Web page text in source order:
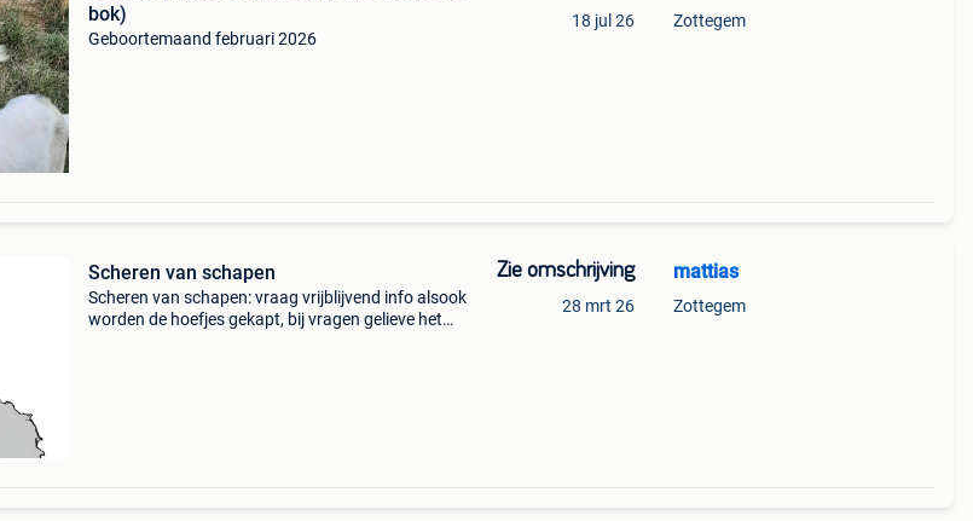
bok)
Geboortemaand februari 2026
18 jul 26 Zottegem
Scheren van schapen
Scheren van schapen: vraag vrijblijvend info alsook
worden de hoefjes gekapt, bij vragen gelieve het
Zie omschrijving
28 mrt 26
mattias
Zottegem